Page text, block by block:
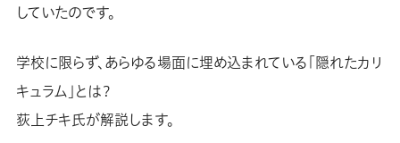
していたのです。
学校に限らず、あらゆる場面に埋め込まれている「隠れたカリ
キュラム」とは？
荻上チキ氏が解説します。